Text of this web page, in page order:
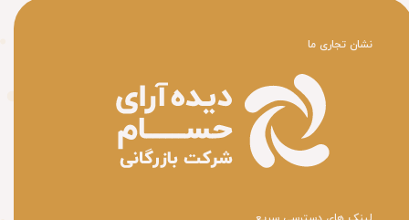
​نشان تجاری ما